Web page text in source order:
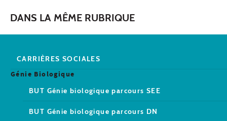
DANS LA MÊME RUBRIQUE
CARRIÈRES SOCIALES
Génie Biologique
BUT Génie biologique parcours SEE
BUT Génie biologique parcours DN